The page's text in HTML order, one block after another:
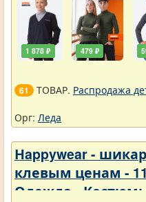
1 878 ₽ 479 ₽
61 ТОВАР. Распродажа
Орг: Леда
Нappywear -
клевым ценам -
Одежда -